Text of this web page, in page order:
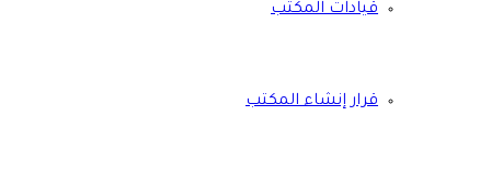
قيادات المكتب
قرار إنشاء المكتب